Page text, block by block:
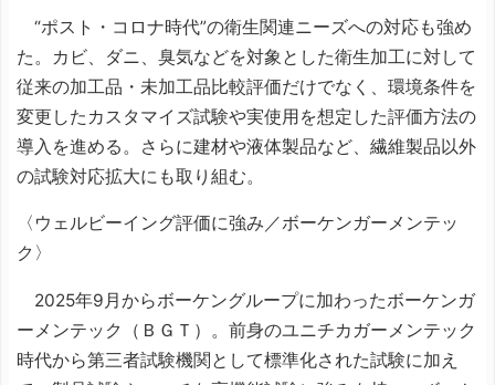
“ポスト・コロナ時代”の衛生関連ニーズへの対応も強め
た。カビ、ダニ、臭気などを対象とした衛生加工に対して
従来の加工品・未加工品比較評価だけでなく、環境条件を
変更したカスタマイズ試験や実使用を想定した評価方法の
導入を進める。さらに建材や液体製品など、繊維製品以外
の試験対応拡大にも取り組む。
〈ウェルビーイング評価に強み／ボーケンガーメンテッ
ク〉
2025年9月からボーケングループに加わったボーケンガ
ーメンテック（ＢＧＴ）。前身のユニチカガーメンテック
時代から第三者試験機関として標準化された試験に加え